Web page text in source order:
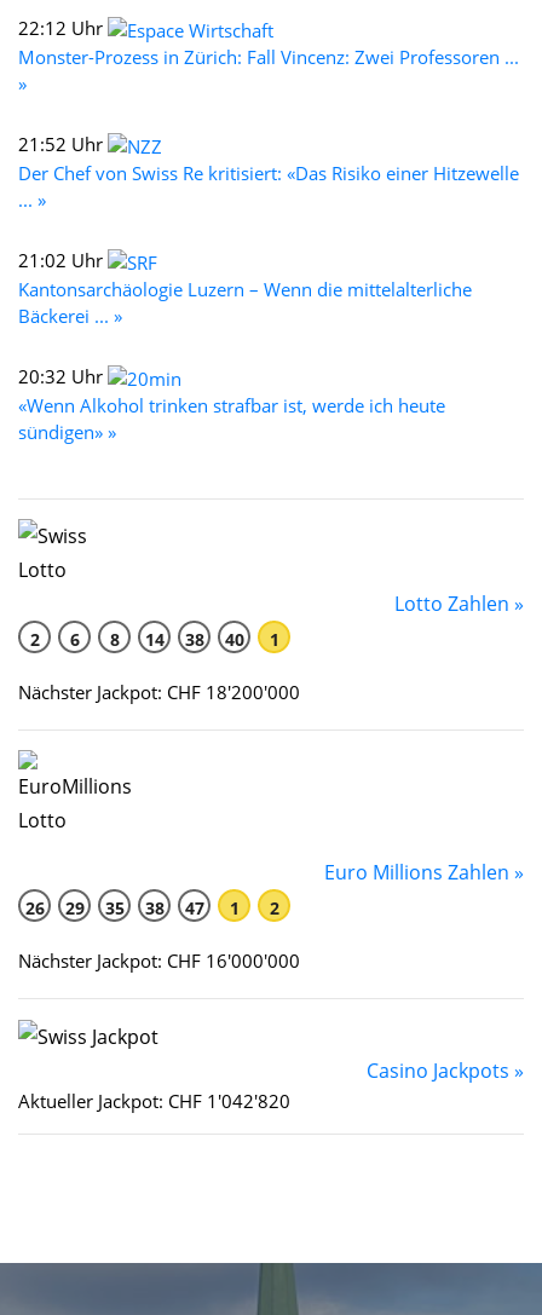
22:12 Uhr
Monster-Prozess in Zürich: Fall Vincenz: Zwei Professoren ...
»
21:52 Uhr
Der Chef von Swiss Re kritisiert: «Das Risiko einer Hitzewelle
... »
21:02 Uhr
Kantonsarchäologie Luzern – Wenn die mittelalterliche
Bäckerei ... »
20:32 Uhr
«Wenn Alkohol trinken strafbar ist, werde ich heute
sündigen» »
Lotto Zahlen »
2 6 8 14 38 40 1
Nächster Jackpot: CHF 18'200'000
Euro Millions Zahlen »
26 29 35 38 47 1 2
Nächster Jackpot: CHF 16'000'000
Casino Jackpots »
Aktueller Jackpot: CHF 1'042'820